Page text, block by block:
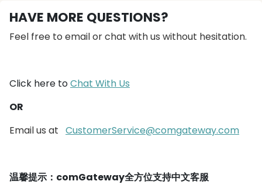
HAVE MORE QUESTIONS?
Feel free to email or chat with us without hesitation.
Click here toChat With Us
OR
Email us at CustomerService@comgateway.com
温馨提示：comGateway全方位支持中文客服